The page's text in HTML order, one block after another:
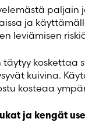
paljain
ja
leviämisen
täytyy koskettaa
kuivina.
kosteaa
ja kengät